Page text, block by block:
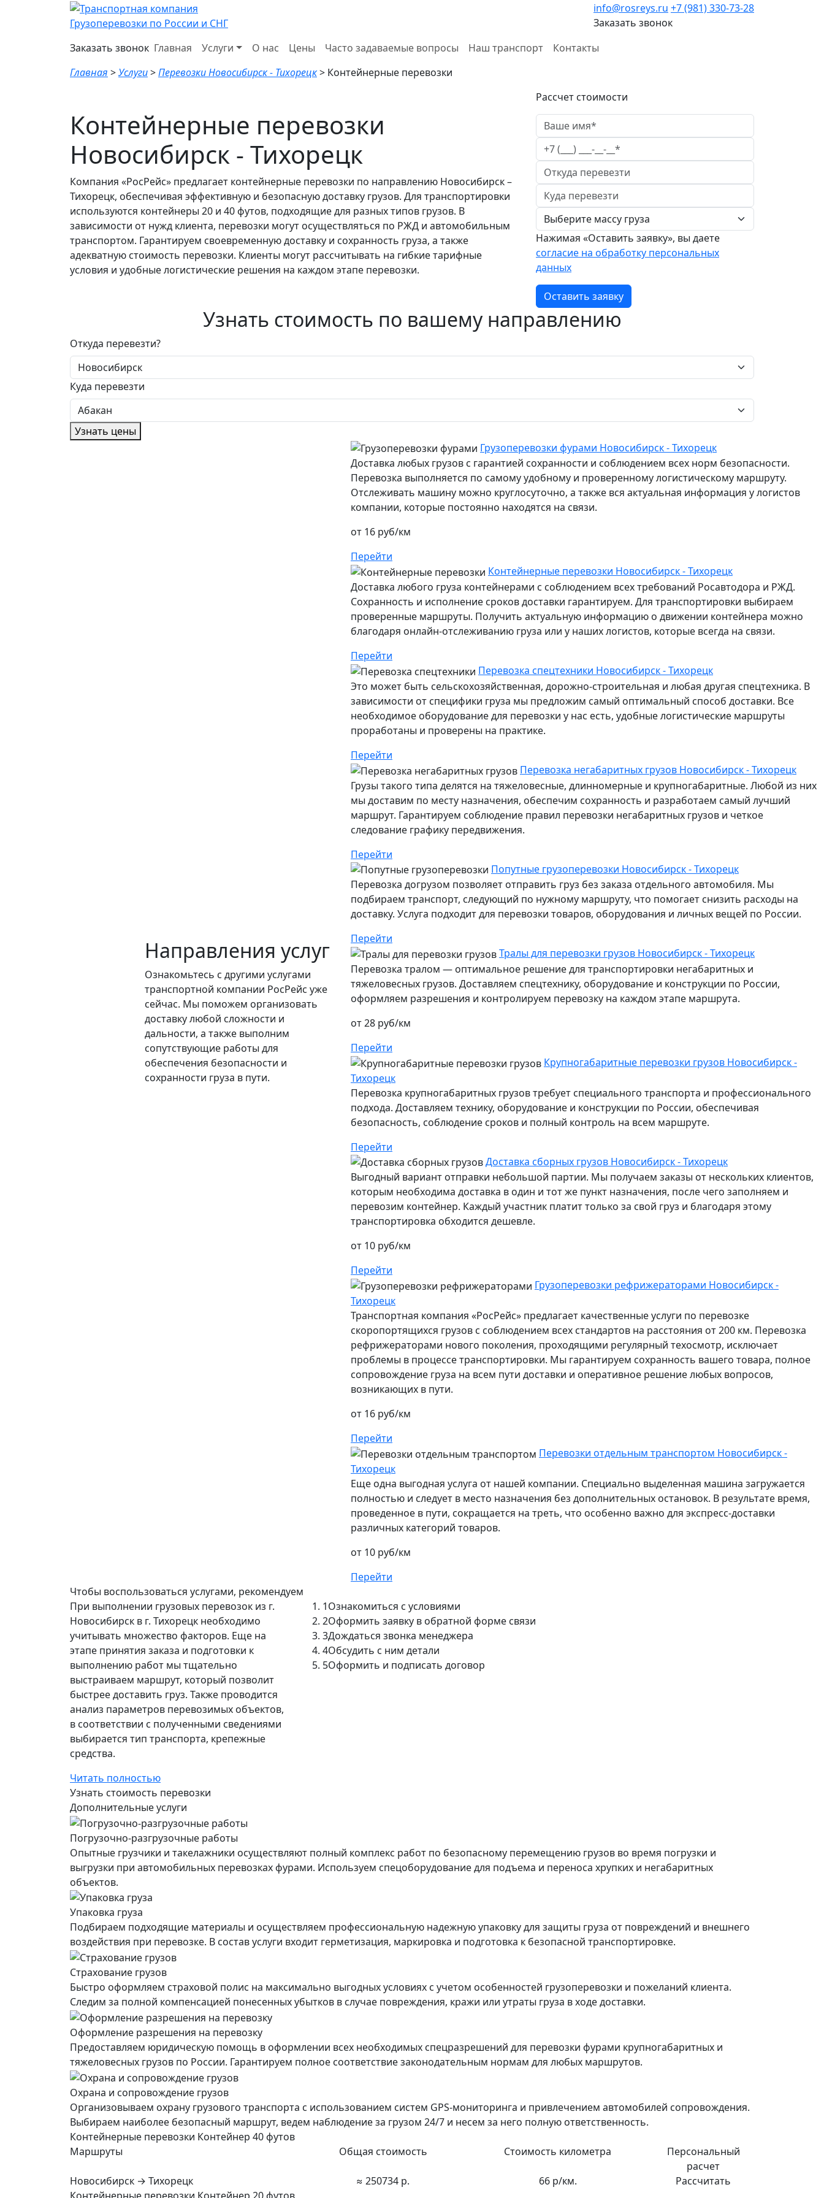
Грузоперевозки по России и СНГ
info@rosreys.ru +7 (981) 330-73-28
Заказать звонок
Заказать звонок Главная Услуги О нас Цены Часто задаваемые вопросы Наш транспорт
Контакты
Главная >Услуги>Перевозки Новосибирск - Тихорецк> Контейнерные перевозки
Контейнерные перевозки
Новосибирск - Тихорецк
Компания «РосРейс» предлагает контейнерные перевозки по направлению Новосибирск –
Тихорецк, обеспечивая эффективную и безопасную доставку грузов. Для транспортировки
используются контейнеры 20 и 40 футов, подходящие для разных типов грузов. В
зависимости от нужд клиента, перевозки могут осуществляться по РЖД и автомобильным
транспортом. Гарантируем своевременную доставку и сохранность груза, а также
адекватную стоимость перевозки. Клиенты могут рассчитывать на гибкие тарифные
условия и удобные логистические решения на каждом этапе перевозки.
Рассчет стоимости
Нажимая «Оставить заявку», вы даете
согласие на обработку персональных
данных
Оставить заявку
Узнать стоимость по вашему направлению
Откуда перевезти?
Куда перевезти
Узнать цены
Направления услуг
Ознакомьтесь с другими услугами
транспортной компании РосРейс уже
сейчас. Мы поможем организовать
доставку любой сложности и
дальности, а также выполним
сопутствующие работы для
обеспечения безопасности и
сохранности груза в пути.
Грузоперевозки фурами Новосибирск - Тихорецк
Доставка любых грузов с гарантией сохранности и соблюдением всех норм безопасности.
Перевозка выполняется по самому удобному и проверенному логистическому маршруту.
Отслеживать машину можно круглосуточно, а также вся актуальная информация у логистов
компании, которые постоянно находятся на связи.
от 16 руб/км
Перейти
Контейнерные перевозки Новосибирск - Тихорецк
Доставка любого груза контейнерами с соблюдением всех требований Росавтодора и РЖД.
Сохранность и исполнение сроков доставки гарантируем. Для транспортировки выбираем
проверенные маршруты. Получить актуальную информацию о движении контейнера можно
благодаря онлайн-отслеживанию груза или у наших логистов, которые всегда на связи.
Перейти
Перевозка спецтехники Новосибирск - Тихорецк
Это может быть сельскохозяйственная, дорожно-строительная и любая другая спецтехника. В
зависимости от специфики груза мы предложим самый оптимальный способ доставки. Все
необходимое оборудование для перевозки у нас есть, удобные логистические маршруты
проработаны и проверены на практике.
Перейти
Перевозка негабаритных грузов Новосибирск - Тихорецк
Грузы такого типа делятся на тяжеловесные, длинномерные и крупногабаритные. Любой из них
мы доставим по месту назначения, обеспечим сохранность и разработаем самый лучший
маршрут. Гарантируем соблюдение правил перевозки негабаритных грузов и четкое
следование графику передвижения.
Перейти
Попутные грузоперевозки Новосибирск - Тихорецк
Перевозка догрузом позволяет отправить груз без заказа отдельного автомобиля. Мы
подбираем транспорт, следующий по нужному маршруту, что помогает снизить расходы на
доставку. Услуга подходит для перевозки товаров, оборудования и личных вещей по России.
Перейти
Тралы для перевозки грузов Новосибирск - Тихорецк
Перевозка тралом — оптимальное решение для транспортировки негабаритных и
тяжеловесных грузов. Доставляем спецтехнику, оборудование и конструкции по России,
оформляем разрешения и контролируем перевозку на каждом этапе маршрута.
от 28 руб/км
Перейти
Крупногабаритные перевозки грузов Новосибирск -
Тихорецк
Перевозка крупногабаритных грузов требует специального транспорта и профессионального
подхода. Доставляем технику, оборудование и конструкции по России, обеспечивая
безопасность, соблюдение сроков и полный контроль на всем маршруте.
Перейти
Доставка сборных грузов Новосибирск - Тихорецк
Выгодный вариант отправки небольшой партии. Мы получаем заказы от нескольких клиентов,
которым необходима доставка в один и тот же пункт назначения, после чего заполняем и
перевозим контейнер. Каждый участник платит только за свой груз и благодаря этому
транспортировка обходится дешевле.
от 10 руб/км
Перейти
Грузоперевозки рефрижераторами Новосибирск -
Тихорецк
Транспортная компания «РосРейс» предлагает качественные услуги по перевозке
скоропортящихся грузов с соблюдением всех стандартов на расстояния от 200 км. Перевозка
рефрижераторами нового поколения, проходящими регулярный техосмотр, исключает
проблемы в процессе транспортировки. Мы гарантируем сохранность вашего товара, полное
сопровождение груза на всем пути доставки и оперативное решение любых вопросов,
возникающих в пути.
от 16 руб/км
Перейти
Перевозки отдельным транспортом Новосибирск -
Тихорецк
Еще одна выгодная услуга от нашей компании. Специально выделенная машина загружается
полностью и следует в место назначения без дополнительных остановок. В результате время,
проведенное в пути, сокращается на треть, что особенно важно для экспресс-доставки
различных категорий товаров.
от 10 руб/км
Перейти
Чтобы воспользоваться услугами, рекомендуем
При выполнении грузовых перевозок из г.
Новосибирск в г. Тихорецк необходимо
учитывать множество факторов. Еще на
этапе принятия заказа и подготовки к
выполнению работ мы тщательно
выстраиваем маршрут, который позволит
быстрее доставить груз. Также проводится
анализ параметров перевозимых объектов,
в соответствии с полученными сведениями
выбирается тип транспорта, крепежные
средства.
Читать полностью
Узнать стоимость перевозки
1Ознакомиться с условиями
2Оформить заявку в обратной форме связи
3Дождаться звонка менеджера
4Обсудить с ним детали
5Оформить и подписать договор
Дополнительные услуги
Погрузочно-разгрузочные работы
Опытные грузчики и такелажники осуществляют полный комплекс работ по безопасному перемещению грузов во время погрузки и
выгрузки при автомобильных перевозках фурами. Используем спецоборудование для подъема и переноса хрупких и негабаритных
объектов.
Упаковка груза
Подбираем подходящие материалы и осуществляем профессиональную надежную упаковку для защиты груза от повреждений и внешнего
воздействия при перевозке. В состав услуги входит герметизация, маркировка и подготовка к безопасной транспортировке.
Страхование грузов
Быстро оформляем страховой полис на максимально выгодных условиях с учетом особенностей грузоперевозки и пожеланий клиента.
Следим за полной компенсацией понесенных убытков в случае повреждения, кражи или утраты груза в ходе доставки.
Оформление разрешения на перевозку
Предоставляем юридическую помощь в оформлении всех необходимых спецразрешений для перевозки фурами крупногабаритных и
тяжеловесных грузов по России. Гарантируем полное соответствие законодательным нормам для любых маршрутов.
Охрана и сопровождение грузов
Организовываем охрану грузового транспорта с использованием систем GPS-мониторинга и привлечением автомобилей сопровождения.
Выбираем наиболее безопасный маршрут, ведем наблюдение за грузом 24/7 и несем за него полную ответственность.
Контейнерные перевозки Контейнер 40 футов
Маршруты
Общая стоимость Стоимость километра
Персональный
расчет
Новосибирск → Тихорецк
≈ 250734 р. 66 р/км.
Рассчитать
Контейнерные перевозки Контейнер 20 футов